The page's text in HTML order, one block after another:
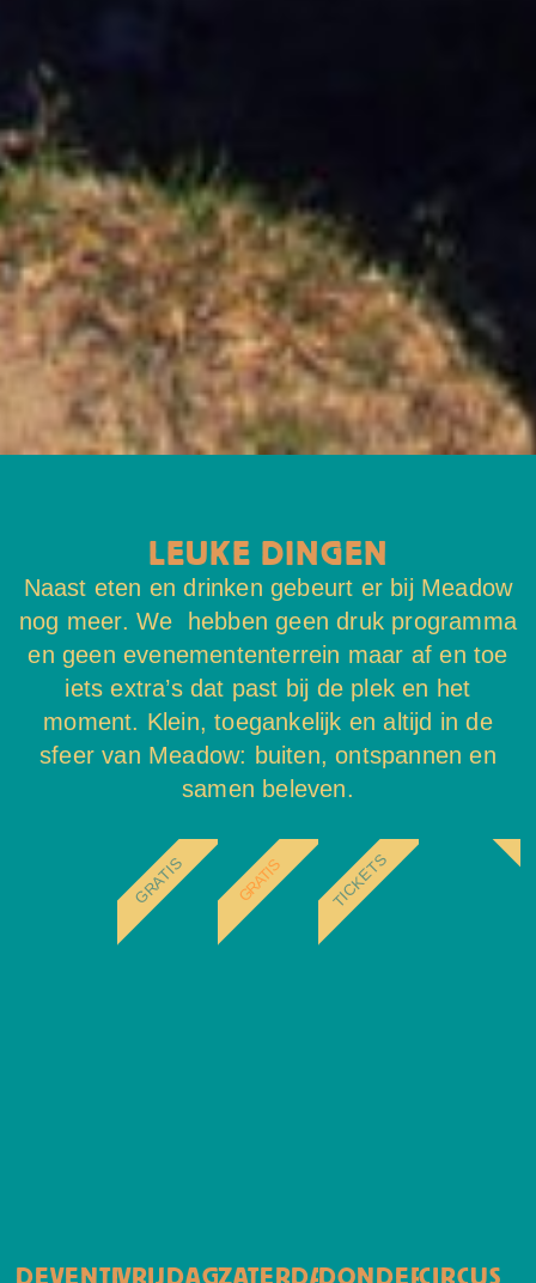
LEUKE DINGEN
Naast eten en drinken gebeurt er bij Meadow
nog meer. We hebben geen druk programma
en geen evenemententerrein maar af en toe
iets extra’s dat past bij de plek en het
moment. Klein, toegankelijk en altijd in de
sfeer van Meadow: buiten, ontspannen en
samen beleven.
DEVENTERVRIJDAG
GRATIS
ZATERDAG
GRATIS
DONDERDAG
TICKETS
CIRCUS